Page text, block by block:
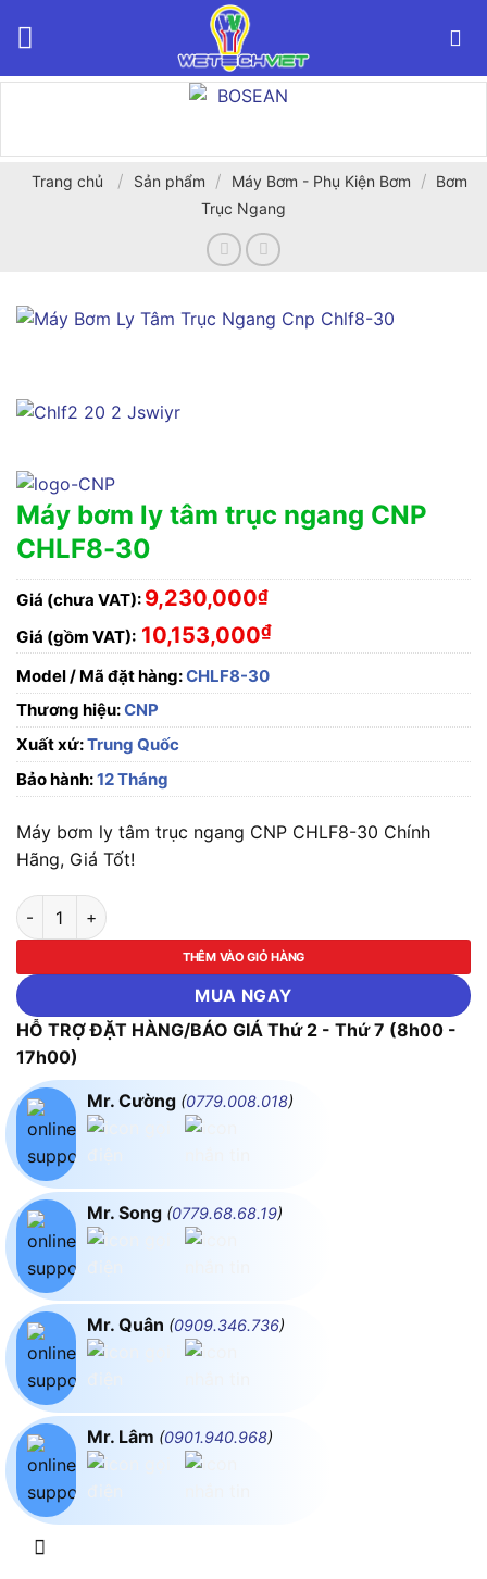
Trang chủ / Sản phẩm / Máy Bơm - Phụ Kiện Bơm / Bơm
Trục Ngang
Máy bơm ly tâm trục ngang CNP
CHLF8-30
Giá (chưa VAT): 9,230,000₫
Giá (gồm VAT): 10,153,000₫
Model / Mã đặt hàng:CHLF8-30
Thương hiệu:CNP
Xuất xứ:Trung Quốc
Bảo hành:12 Tháng
Máy bơm ly tâm trục ngang CNP CHLF8-30 Chính
Hãng, Giá Tốt!
Máy bơm ly tâm trục ngang CNP CHLF8-30 số lượng
THÊM VÀO GIỎ HÀNG
MUA NGAY
HỖ TRỢ ĐẶT HÀNG/BÁO GIÁ Thứ 2 - Thứ 7 (8h00 -
17h00)
Mr. Cường (0779.008.018)
Mr. Song (0779.68.68.19)
Mr. Quân (0909.346.736)
Mr. Lâm (0901.940.968)